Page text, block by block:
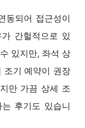
동되어 접근성이
간헐적으로 있
있지만, 좌석 상
조기 예약이 권장
만 가끔 상세 조
후기도 있습니